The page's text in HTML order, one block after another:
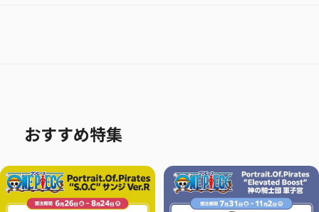
おすすめ特集